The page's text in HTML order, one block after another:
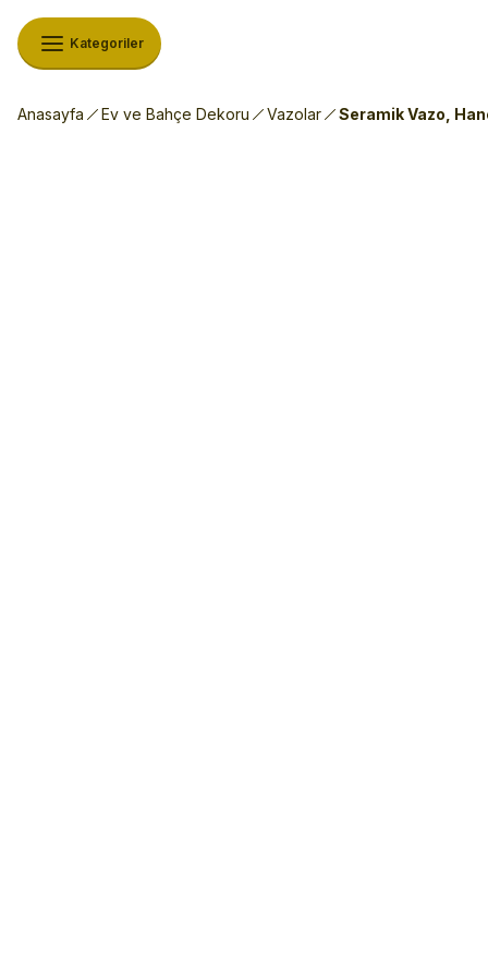
Kategoriler
Anasayfa Ev ve Bahçe Dekoru Vazolar Seramik Vazo,